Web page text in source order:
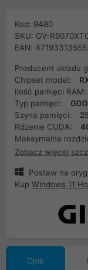
Kod: 9480
SKU: GV-
EAN:
Producent układu
Chipset model:
Ilość pamięci RAM:
Typ pamięci:
Szyna pamięci:
Rdzenie CUDA:
Maksymalna
Zobacz więcej
Postaw na
Kup Windows 11
Opis